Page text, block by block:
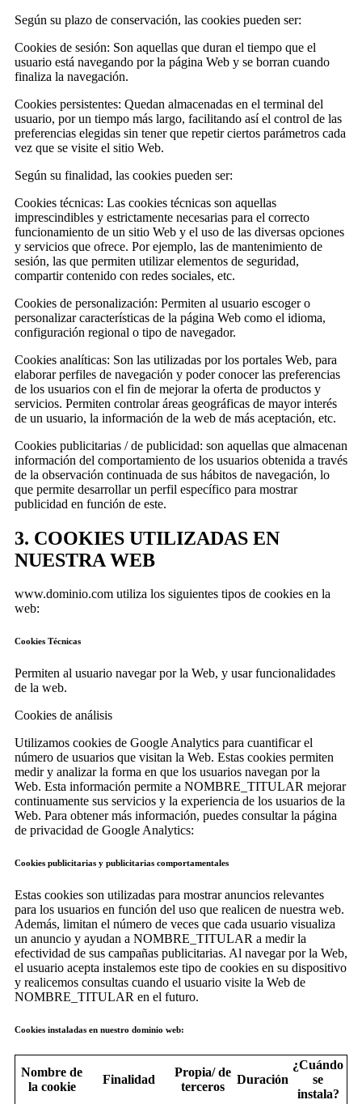
Según su plazo de conservación, las cookies pueden ser:
Cookies de sesión: Son aquellas que duran el tiempo que el
usuario está navegando por la página Web y se borran cuando
finaliza la navegación.
Cookies persistentes: Quedan almacenadas en el terminal del
usuario, por un tiempo más largo, facilitando así el control de las
preferencias elegidas sin tener que repetir ciertos parámetros cada
vez que se visite el sitio Web.
Según su finalidad, las cookies pueden ser:
Cookies técnicas: Las cookies técnicas son aquellas
imprescindibles y estrictamente necesarias para el correcto
funcionamiento de un sitio Web y el uso de las diversas opciones
y servicios que ofrece. Por ejemplo, las de mantenimiento de
sesión, las que permiten utilizar elementos de seguridad,
compartir contenido con redes sociales, etc.
Cookies de personalización: Permiten al usuario escoger o
personalizar características de la página Web como el idioma,
configuración regional o tipo de navegador.
Cookies analíticas: Son las utilizadas por los portales Web, para
elaborar perfiles de navegación y poder conocer las preferencias
de los usuarios con el fin de mejorar la oferta de productos y
servicios. Permiten controlar áreas geográficas de mayor interés
de un usuario, la información de la web de más aceptación, etc.
Cookies publicitarias / de publicidad: son aquellas que almacenan
información del comportamiento de los usuarios obtenida a través
de la observación continuada de sus hábitos de navegación, lo
que permite desarrollar un perfil específico para mostrar
publicidad en función de este.
3. COOKIES UTILIZADAS EN
NUESTRA WEB
www.dominio.com utiliza los siguientes tipos de cookies en la
web:
Cookies Técnicas
Permiten al usuario navegar por la Web, y usar funcionalidades
de la web.
Cookies de análisis
Utilizamos cookies de Google Analytics para cuantificar el
número de usuarios que visitan la Web. Estas cookies permiten
medir y analizar la forma en que los usuarios navegan por la
Web. Esta información permite a NOMBRE_TITULAR mejorar
continuamente sus servicios y la experiencia de los usuarios de la
Web. Para obtener más información, puedes consultar la página
de privacidad de Google Analytics:
Cookies publicitarias y publicitarias comportamentales
Estas cookies son utilizadas para mostrar anuncios relevantes
para los usuarios en función del uso que realicen de nuestra web.
Además, limitan el número de veces que cada usuario visualiza
un anuncio y ayudan a NOMBRE_TITULAR a medir la
efectividad de sus campañas publicitarias. Al navegar por la Web,
el usuario acepta instalemos este tipo de cookies en su dispositivo
y realicemos consultas cuando el usuario visite la Web de
NOMBRE_TITULAR en el futuro.
Cookies instaladas en nuestro dominio web:
Nombre de
la cookie
Finalidad
Propia/ de
terceros
Duración
¿Cuándo
se
instala?